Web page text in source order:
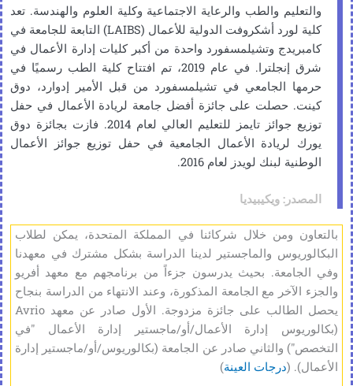
تقبل جامعة أزتيكا المرشحين المختارين لبرنامج الشهادة المزدوجة،
حيث يمكن قبول الخريجين والطلاب المقبولين أو المسجلين في
برنامج الدبلوم التابع لمعهد أفريو دي جنيف في برنامج جامعة
يونيفرسيداد أزتيكا الخاص، بشرط استيفاء المتقدمين لمتطلبات
القبول العامة.
شروط القبول لدرجة البكالوريوس هي شهادة الثانوية العامة أو
شهادة القبول الجامعي. شروط القبول للماجستير هي درجة
البكالوريوس. شروط القبول للطبيب هي درجة الماجستير.
الأوروبية وبعد الانتهاء من البرنامج المعني مع معهد أفريو دي جنيف.
يتم منح الدرجة الجامعية الخاصة التي تمنحها Universidad Azteca
بشكل قانوني من قبل جامعة معترف بها، ومع ذلك، قد لا تخضع
لمقدمي خدمات تقييم أوراق الاعتماد الرسمية (NARIC، NACES).
ومع ذلك، يمكن استخدامها بشكل قانوني في معظم الولايات القضائية
وهذا هو التزام الخريج بالتحقق بشكل فردي مما إذا كانت درجة جامعة
أزتيكا تلبي التوقعات.
ستقبل جامعة أزتيكا تقييمات الطلاب وقبولهم من قبل عمادة البرامج
الأوروبية وبعد الانتهاء من البرنامج المعني مع معهد أفريو دي جنيف.
ستمنح الجامعة الدرجات العلمية وشهادات الدراسات العليا وملحق
والتعليم والطب والرعاية الاجتماعية وكلية العلوم والهندسة. تعد
كلية لورد أشكروفت الدولية للأعمال (LAIBS) التابعة للجامعة في
كامبريدج وتشيلمسفورد واحدة من أكبر كليات إدارة الأعمال في
شرق إنجلترا. في عام 2019، تم افتتاح كلية الطب رسميًا في
حرمها الجامعي في تشيلمسفورد من قبل الأمير إدوارد، دوق
كينت. حصلت على جائزة أفضل جامعة لريادة الأعمال في حفل
توزيع جوائز تايمز للتعليم العالي لعام 2014. فازت بجائزة دوق
يورك لريادة الأعمال الجامعية في حفل توزيع جوائز الأعمال
الوطنية لبنك لويدز لعام 2016.
المصدر: ويكيبيديا
بالتعاون ومن خلال شركائنا في المملكة المتحدة، يمكن لطلاب
البكالوريوس والماجستير لدينا الدراسة بشكل مشترك في معهدنا
وفي الجامعة. بحيث يدرسون جزءاً من برنامجهم مع معهد أفريو
والجزء الآخر مع الجامعة المذكورة، وعند الانتهاء من الدراسة بنجاح
يحصل الطالب على جائزة مزدوجة. الأول صادر عن معهد Avrio
(بكالوريوس إدارة الأعمال/أو/ماجستير إدارة الأعمال "في
التخصص") والثاني صادر عن الجامعة (بكالوريوس/أو/ماجستير إدارة
الأعمال). (درجات العينة)